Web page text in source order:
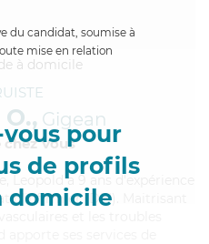
du candidat, soumise à
mise en relation
pour
de profils
domicile
Gigean
Vous
Leopold a 9 ans d'expérience
d'infirmier (DEI). Maitrisant